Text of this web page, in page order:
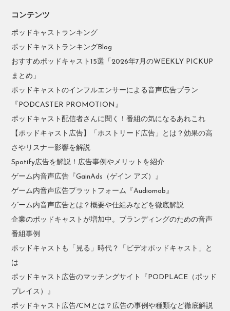
コンテンツ
ポッドキャストランキング
ポッドキャストランキングBlog
おすすめポッドキャスト15選「2026年7月のWEEKLY PICKUP
まとめ」
ポッドキャストのインフルエンサーによる音声広告プラン
『PODCASTER PROMOTION』
ポッドキャスト配信者さんに聞く！番組の気になるあれこれ
【ポッドキャスト広告】「ホストリード広告」とは？効果の高
さやリスナー影響を解説
Spotify広告を解説！広告事例やメリットを紹介
ゲーム内音声広告『GainAds（ゲイン アズ）』
ゲーム内音声広告プラットフォーム『Audiomob』
ゲーム内音声広告とは？概要や仕組みなどを徹底解説
企業のポッドキャストが増加中。ブランディングのための音声
番組事例
ポッドキャストも「見る」時代？「ビデオポッドキャスト」と
は
ポッドキャスト広告のマッチングサイト『PODPLACE（ポッド
プレイス）』
ポッドキャスト広告/CMとは？広告の事例や種類など徹底解説